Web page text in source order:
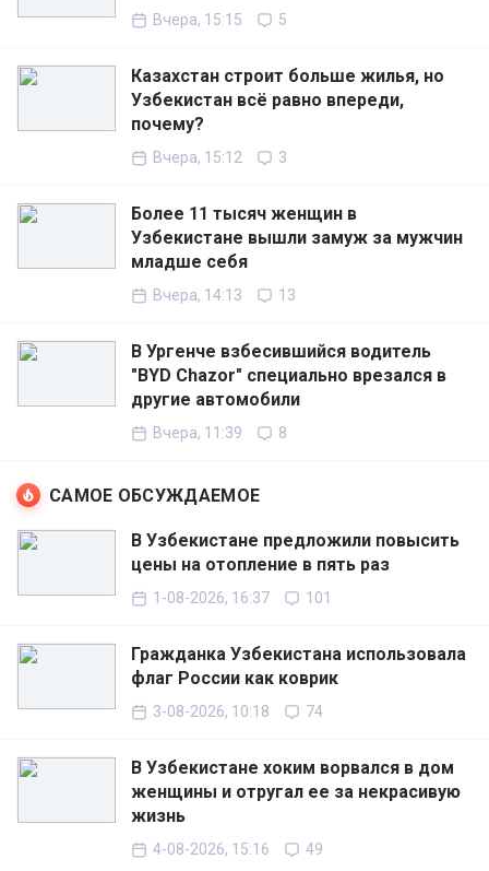
Вчера, 15:15 5
Казахстан строит больше жилья, но
Узбекистан всё равно впереди,
почему?
Вчера, 15:12 3
Более 11 тысяч женщин в
Узбекистане вышли замуж за мужчин
младше себя
Вчера, 14:13 13
В Ургенче взбесившийся водитель
"BYD Chazor" специально врезался в
другие автомобили
Вчера, 11:39 8
САМОЕ ОБСУЖДАЕМОЕ
В Узбекистане предложили повысить
цены на отопление в пять раз
1-08-2026, 16:37 101
Гражданка Узбекистана использовала
флаг России как коврик
3-08-2026, 10:18 74
В Узбекистане хоким ворвался в дом
женщины и отругал ее за некрасивую
жизнь
4-08-2026, 15:16 49